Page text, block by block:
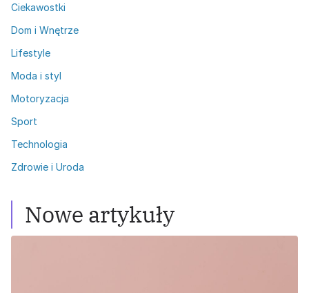
Ciekawostki
Dom i Wnętrze
Lifestyle
Moda i styl
Motoryzacja
Sport
Technologia
Zdrowie i Uroda
Nowe artykuły